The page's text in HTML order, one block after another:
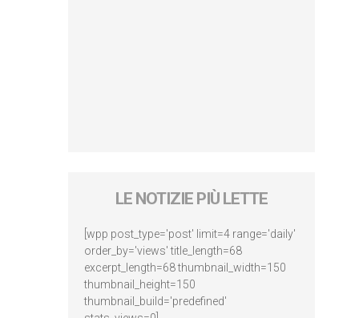
LE NOTIZIE PIÙ LETTE
[wpp post_type='post' limit=4 range='daily'
order_by='views' title_length=68
excerpt_length=68 thumbnail_width=150
thumbnail_height=150
thumbnail_build='predefined'